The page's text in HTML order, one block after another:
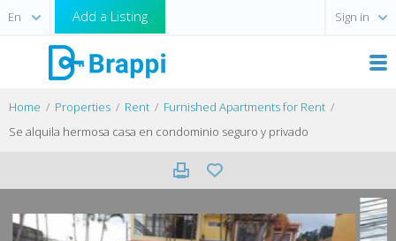
Add a Listing Sign in
Home Properties Rent
Furnished Apartments for Rent
Se alquila hermosa casa en condominio seguro y privado